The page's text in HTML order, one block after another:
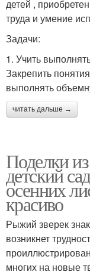
детей ,
труда и умение
Задачи:
1. Учить
Закрепить
выполнять
читать дальше →
Поделки
детский
осенних
красиво
Рыжий зверек
возникнет
многих на новые